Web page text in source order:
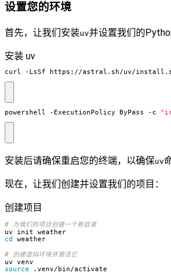
设置您的环境
首先，让我们安装uv并设置我们的
安装 uv
curl -LsSf https://astral.sh/uv/
powershell -ExecutionPolicy ByPass -c
安装后请确保重启您的终端，以确保uv
现在，让我们创建并设置我们的项目：
创建项目
# 为我们的项目创建一个新目录
cd
# 创建虚拟环境并激活它
source